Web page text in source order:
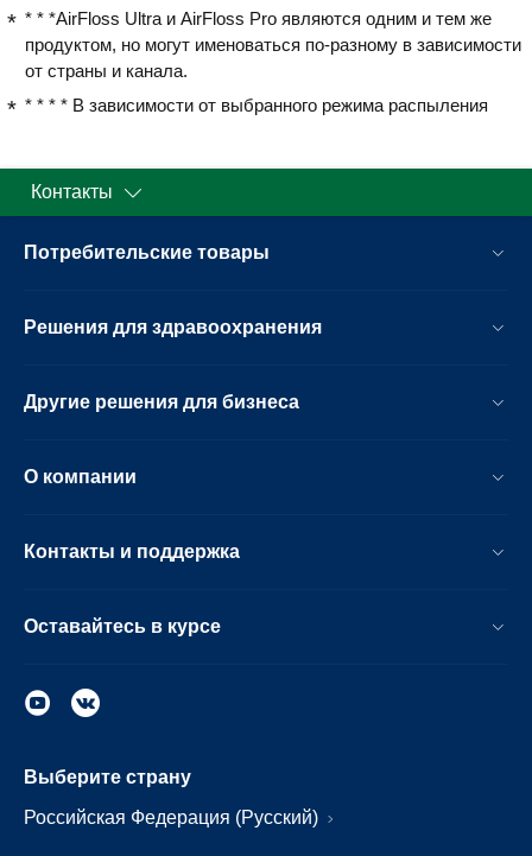
* * *AirFloss Ultra и AirFloss Pro являются одним и тем же
продуктом, но могут именоваться по-разному в зависимости
от страны и канала.
* * * * В зависимости от выбранного режима распыления
Контакты
Потребительские товары
Решения для здравоохранения
Другие решения для бизнеса
О компании
Контакты и поддержка
Оставайтесь в курсе
Выберите страну
Российская Федерация (Русский)